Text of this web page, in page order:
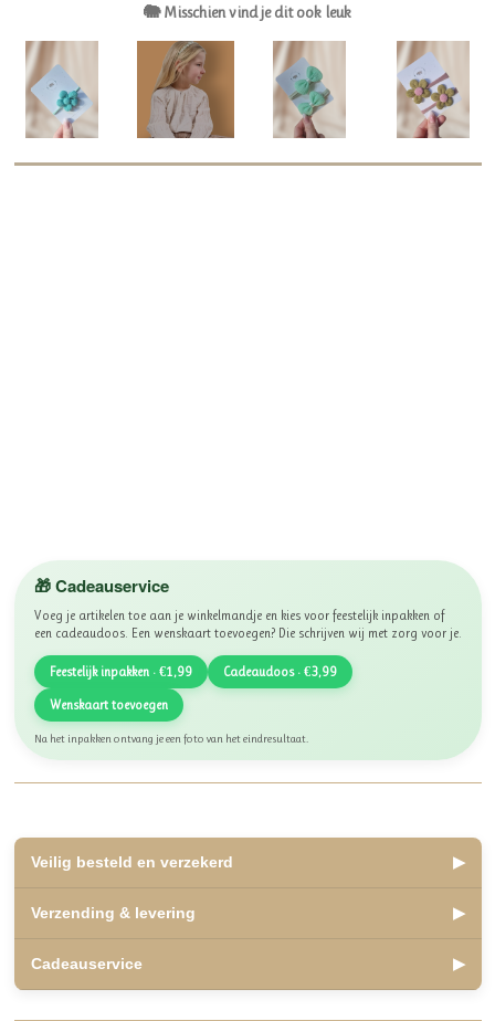
🐘 Misschien vind je dit ook leuk
🎁 Cadeauservice
Voeg je artikelen toe aan je winkelmandje en kies voor feestelijk inpakken of
een cadeaudoos. Een wenskaart toevoegen? Die schrijven wij met zorg voor je.
Feestelijk inpakken · €1,99 Cadeaudoos · €3,99
Wenskaart toevoegen
Na het inpakken ontvang je een foto van het eindresultaat.
Veilig besteld en verzekerd ▶
✅ Veilig betalen met iDEAL, Bancontact en Klarna
Veilige, betrouwbare winkelervaring.
Verzending & levering ▶
✅ Kosteloos afhalen mogelijk in Olst
✅ Verzending Nederland en België
Cadeauservice ▶